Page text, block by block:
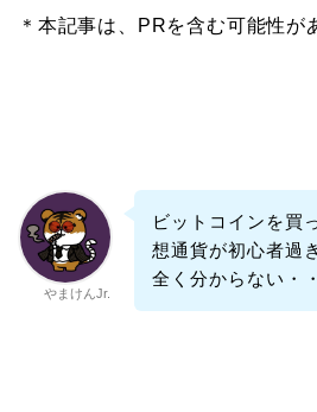
＊本記事は、PRを含む可能性が
やまけんJr.
ビットコインを買
想通貨が初心者過
全く分からない・・